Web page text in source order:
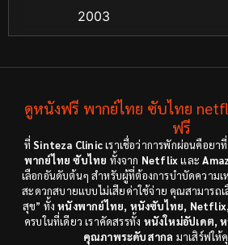
Cult Film(4)
Dance เต้น (6)
Detective สืบสวน
Disaster(9)
Disney+(8)
2003
1998
1971
ดูหนังฟรี พากย์ไทย ซับไทย
ฟรี
ที่Sinteza Clinicเราเชื่อว่าการพักผ่อนคือยา
พากย์ไทย ซับไทย ทั้งจาก Netflixและ
เลือกอันดับต้นๆ สำหรับผู้ที่ต้องการบำบัดความ
สะดวกสบายแบบไม่เสียค่าใช้จ่าย คุณสามารถเ
สุข” ทั้งหนังพากย์ไทย, หนังซับไทย, Netflix,
ครบในที่เดียว เราคัดสรรทั้ง หนังใหม่อัปเดต,
คุณภาพระดับสากล มาเสิร์ฟให้